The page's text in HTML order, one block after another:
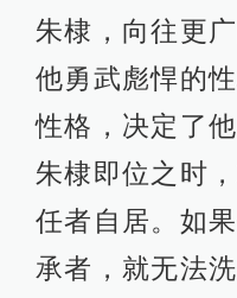
朱棣，向往更
他勇武彪悍的
性格，决定了
朱棣即位之时
任者自居。如
承者，就无法